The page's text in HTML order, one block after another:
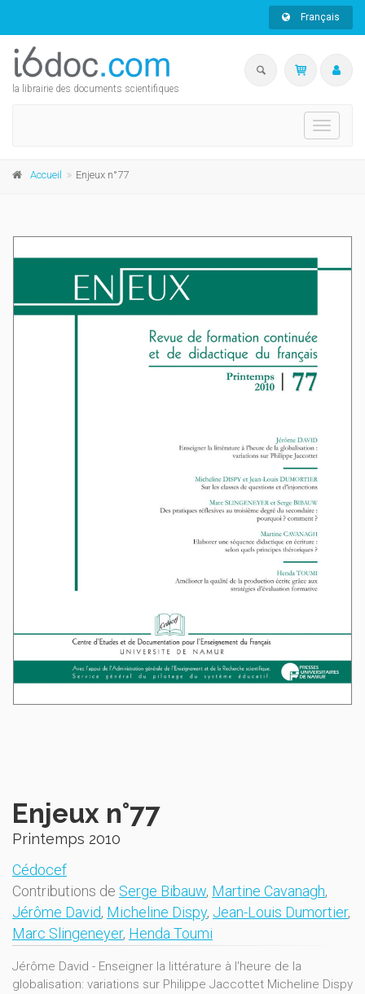
Français
la librairie des documents scientifiques
Toggle
Accueil Enjeux n°77
Enjeux n°77
Printemps 2010
Cédocef
Contributions de Serge Bibauw, Martine Cavanagh,
Jérôme David, Micheline Dispy, Jean-Louis Dumortier,
Marc Slingeneyer, Henda Toumi
Jérôme David - Enseigner la littérature à l'heure de la
globalisation: variations sur Philippe Jaccottet Micheline Dispy